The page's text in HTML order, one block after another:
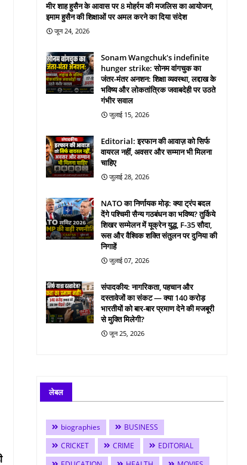
मीर शाह हुसैन के आवास पर 8 मोहर्रम की मजलिस का आयोजन,
इमाम हुसैन की शिक्षाओं पर अमल करने का दिया संदेश
जून 24, 2026
Sonam Wangchuk's indefinite
hunger strike: सोनम वांगचुक का
जंतर-मंतर अनशन: शिक्षा व्यवस्था, लद्दाख के
भविष्य और लोकतांत्रिक जवाबदेही पर उठते
गंभीर सवाल
जुलाई 15, 2026
Editorial: इरफान की आवाज़ को सिर्फ
वायरल नहीं, अवसर और सम्मान भी मिलना
चाहिए
जुलाई 28, 2026
NATO का निर्णायक मोड़: क्या ट्रंप बदल
देंगे पश्चिमी सैन्य गठबंधन का भविष्य? तुर्किये
शिखर सम्मेलन में यूक्रेन युद्ध, F-35 सौदा,
रूस और वैश्विक शक्ति संतुलन पर दुनिया की
निगाहें
जुलाई 07, 2026
संपादकीय: नागरिकता, पहचान और
दस्तावेजों का संकट — क्या 140 करोड़
भारतीयों को बार-बार प्रमाण देने की मजबूरी
से मुक्ति मिलेगी?
जून 25, 2026
लेबल
biographies
BUSINESS
CRICKET
CRIME
EDITORIAL